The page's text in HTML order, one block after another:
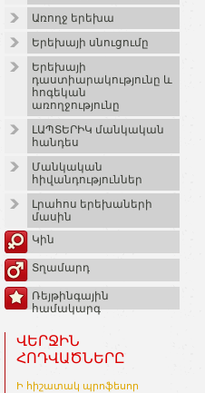
Առողջ երեխա
Երեխայի սնուցումը
Երեխայի
դաստիարակությունը և
հոգեկան
առողջությունը
ԼԱՊՏԵՐԻԿ մանկական
հանդես
Մանկական
հիվանդություններ
Լրահոս երեխաների
մասին
Կին
Տղամարդ
Ռեյթինգային
համակարգ
ՎԵՐՋԻՆ
ՀՈԴՎԱԾՆԵՐԸ
Ի հիշատակ պրոֆեսոր